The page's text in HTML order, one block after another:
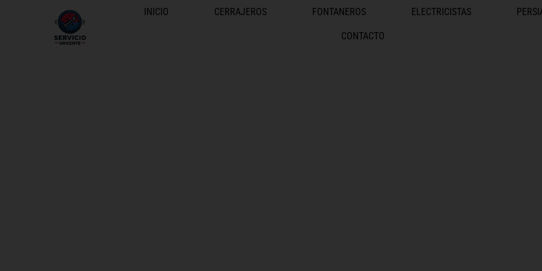
INICIO CERRAJEROS FONTANEROS ELECTRICISTAS
CONTACTO